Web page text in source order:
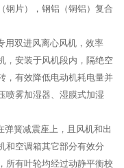
钢片），钢铝（铜铝）复合
双进风离心风机，效率
，安装于风机段内，隔绝空
，有效降低电动机耗电量并
喷雾加湿器、湿膜式加湿
簧减震座上，且风机和出
和空调箱其它部分有效分
所有叶轮均经过动静平衡校